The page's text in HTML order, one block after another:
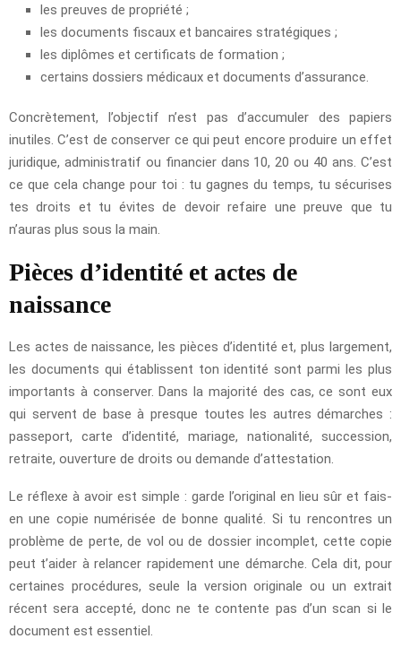
les preuves de propriété ;
les documents fiscaux et bancaires stratégiques ;
les diplômes et certificats de formation ;
certains dossiers médicaux et documents d’assurance.
Concrètement, l’objectif n’est pas d’accumuler des papiers
inutiles. C’est de conserver ce qui peut encore produire un effet
juridique, administratif ou financier dans 10, 20 ou 40 ans. C’est
ce que cela change pour toi : tu gagnes du temps, tu sécurises
tes droits et tu évites de devoir refaire une preuve que tu
n’auras plus sous la main.
Pièces d’identité et actes de
naissance
Les actes de naissance, les pièces d’identité et, plus largement,
les documents qui établissent ton identité sont parmi les plus
importants à conserver. Dans la majorité des cas, ce sont eux
qui servent de base à presque toutes les autres démarches :
passeport, carte d’identité, mariage, nationalité, succession,
retraite, ouverture de droits ou demande d’attestation.
Le réflexe à avoir est simple : garde l’original en lieu sûr et fais-
en une copie numérisée de bonne qualité. Si tu rencontres un
problème de perte, de vol ou de dossier incomplet, cette copie
peut t’aider à relancer rapidement une démarche. Cela dit, pour
certaines procédures, seule la version originale ou un extrait
récent sera accepté, donc ne te contente pas d’un scan si le
document est essentiel.